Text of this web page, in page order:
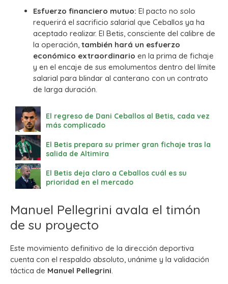
Esfuerzo financiero mutuo: El pacto no solo
requerirá el sacrificio salarial que Ceballos ya ha
aceptado realizar. El Betis, consciente del calibre de
la operación, también hará un esfuerzo
económico extraordinario en la prima de fichaje
y en el encaje de sus emolumentos dentro del límite
salarial para blindar al canterano con un contrato
de larga duración.
El regreso de Dani Ceballos al Betis, cada vez
más complicado
El Betis prepara su primer gran fichaje tras la
salida de Altimira
El Betis deja claro a Ceballos cuál es su
prioridad en el mercado
Manuel Pellegrini avala el timón
de su proyecto
Este movimiento definitivo de la dirección deportiva
cuenta con el respaldo absoluto, unánime y la validación
táctica de Manuel Pellegrini.